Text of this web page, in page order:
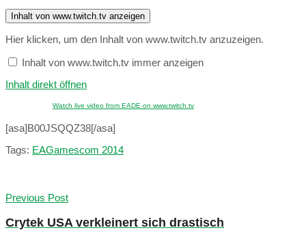
Inhalt von www.twitch.tv anzeigen
Hier klicken, um den Inhalt von www.twitch.tv anzuzeigen.
Inhalt von www.twitch.tv immer anzeigen
Inhalt direkt öffnen
Watch live video from EADE on www.twitch.tv
[asa]B00JSQQZ38[/asa]
Tags: EAGamescom 2014
Previous Post
Crytek USA verkleinert sich drastisch